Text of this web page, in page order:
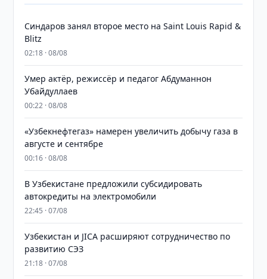
Синдаров занял второе место на Saint Louis Rapid &
Blitz
02:18 · 08/08
Умер актёр, режиссёр и педагог Абдуманнон
Убайдуллаев
00:22 · 08/08
«Узбекнефтегаз» намерен увеличить добычу газа в
августе и сентябре
00:16 · 08/08
В Узбекистане предложили субсидировать
автокредиты на электромобили
22:45 · 07/08
Узбекистан и JICA расширяют сотрудничество по
развитию СЭЗ
21:18 · 07/08